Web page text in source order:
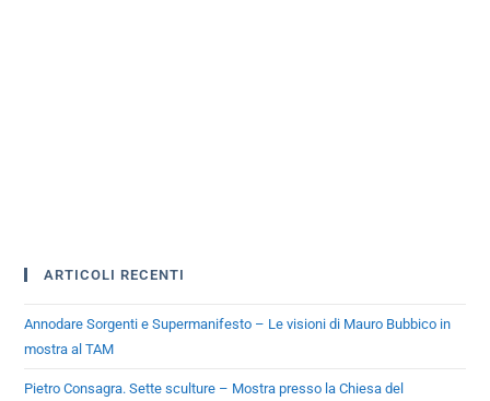
ARTICOLI RECENTI
Annodare Sorgenti e Supermanifesto – Le visioni di Mauro Bubbico in
mostra al TAM
Pietro Consagra. Sette sculture – Mostra presso la Chiesa del